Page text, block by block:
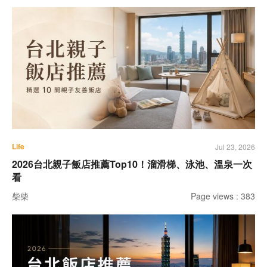
Life Jul 23, 2026
2026台北親子飯店推薦Top10！溜滑梯、泳池、溫泉一次
看
柴柴 Page views : 383